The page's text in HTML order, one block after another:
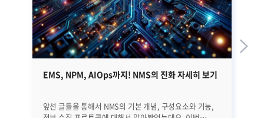
EMS, NPM, AIOps까지! NMS의 진화 자세히 보기
앞선 글들을 통해서 NMS의 기본 개념, 구성요소와 기능,